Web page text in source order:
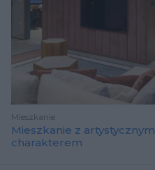
Mieszkanie
Mieszkanie z artystycznym
charakterem